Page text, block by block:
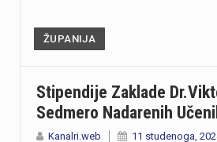
ŽUPANIJA
Stipendije Zaklade
Sedmero Nadarenih
Kanalri.web 11 studenoga,